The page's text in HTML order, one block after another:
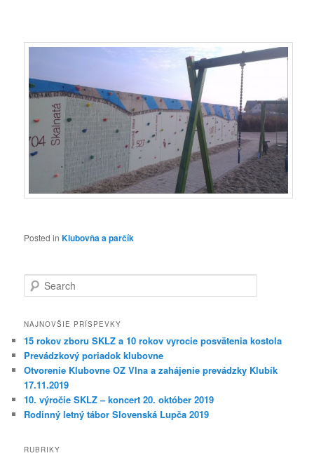
Posted in Klubovňa a parčík
Search
NAJNOVŠIE PRÍSPEVKY
15 rokov zboru SKLZ a 10 rokov vyrocie posvätenia kostola
Prevádzkový poriadok klubovne
Otvorenie Klubovne OZ Vlna a zahájenie prevádzky Klubík
17.11.2019
10. výročie SKLZ – koncert 20. október 2019
Rodinný letný tábor Slovenská Lupča 2019
RUBRIKY